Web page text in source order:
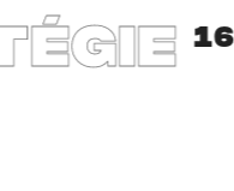
16